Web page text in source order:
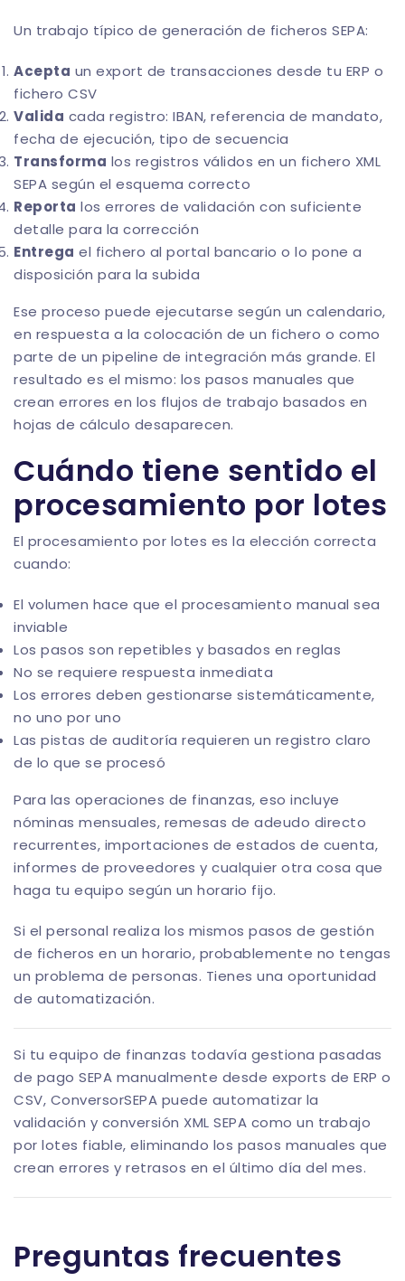
Un trabajo típico de generación de ficheros SEPA:
Acepta un export de transacciones desde tu ERP o
fichero CSV
Valida cada registro: IBAN, referencia de mandato,
fecha de ejecución, tipo de secuencia
Transforma los registros válidos en un fichero XML
SEPA según el esquema correcto
Reporta los errores de validación con suficiente
detalle para la corrección
Entrega el fichero al portal bancario o lo pone a
disposición para la subida
Ese proceso puede ejecutarse según un calendario,
en respuesta a la colocación de un fichero o como
parte de un pipeline de integración más grande. El
resultado es el mismo: los pasos manuales que
crean errores en los flujos de trabajo basados en
hojas de cálculo desaparecen.
Cuándo tiene sentido el
procesamiento por lotes
El procesamiento por lotes es la elección correcta
cuando:
El volumen hace que el procesamiento manual sea
inviable
Los pasos son repetibles y basados en reglas
No se requiere respuesta inmediata
Los errores deben gestionarse sistemáticamente,
no uno por uno
Las pistas de auditoría requieren un registro claro
de lo que se procesó
Para las operaciones de finanzas, eso incluye
nóminas mensuales, remesas de adeudo directo
recurrentes, importaciones de estados de cuenta,
informes de proveedores y cualquier otra cosa que
haga tu equipo según un horario fijo.
Si el personal realiza los mismos pasos de gestión
de ficheros en un horario, probablemente no tengas
un problema de personas. Tienes una oportunidad
de automatización.
Si tu equipo de finanzas todavía gestiona pasadas
de pago SEPA manualmente desde exports de ERP o
CSV, ConversorSEPA puede automatizar la
validación y conversión XML SEPA como un trabajo
por lotes fiable, eliminando los pasos manuales que
crean errores y retrasos en el último día del mes.
Preguntas frecuentes